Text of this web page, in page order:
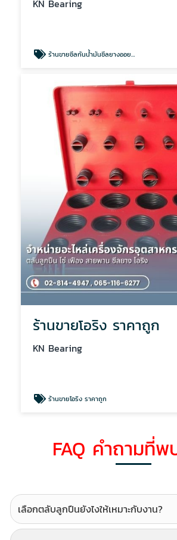
KN Bearing
ร้านขายซีลกันน้ำมันซีลยางออยซีล
ร้านขายโอริง ราคาถูก
KN Bearing
ร้านขายโอริง ราคาถูก
FAQ คำถามที่
เลือกตลับลูกปืนยังไงให้เหมาะกับงาน?